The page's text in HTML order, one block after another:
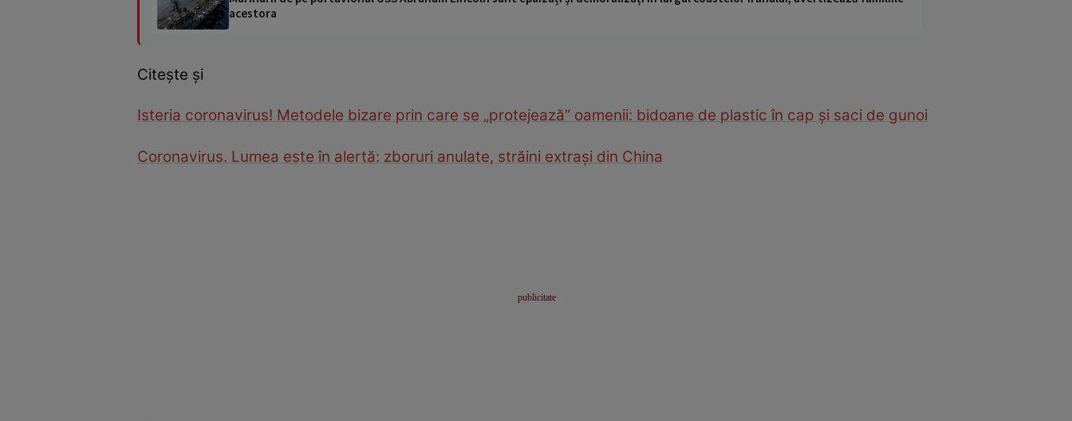
acestora
Citește și
Isteria coronavirus! Metodele bizare prin care se „protejează” oamenii: bidoane de plastic în cap și saci de gunoi
Coronavirus. Lumea este în alertă: zboruri anulate, străini extrași din China